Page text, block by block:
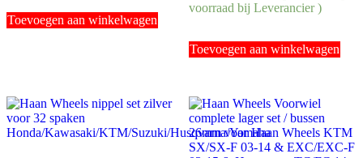
Toevoegen aan winkelwagen
voorraad bij Leverancier )
Toevoegen aan winkelwagen